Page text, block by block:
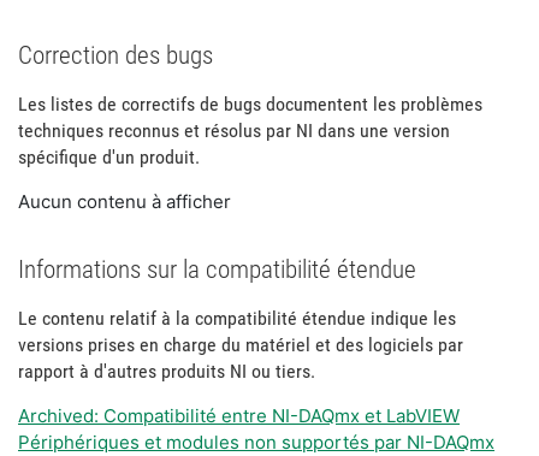
Correction des bugs
Les listes de correctifs de bugs documentent les problèmes
techniques reconnus et résolus par NI dans une version
spécifique d'un produit.
Aucun contenu à afficher
Informations sur la compatibilité étendue
Le contenu relatif à la compatibilité étendue indique les
versions prises en charge du matériel et des logiciels par
rapport à d'autres produits NI ou tiers.
Archived: Compatibilité entre NI-DAQmx et LabVIEW
Périphériques et modules non supportés par NI-DAQmx